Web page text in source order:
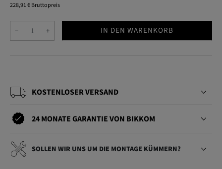
228,91 € Bruttopreis
− + IN DEN WARENKORB
KOSTENLOSER VERSAND
24 MONATE GARANTIE VON BIKKOM
SOLLEN WIR UNS UM DIE MONTAGE KÜMMERN?